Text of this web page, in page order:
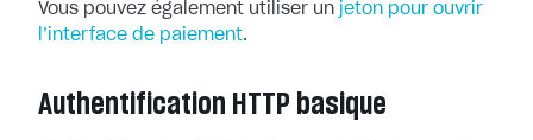
Vous pouvez également utiliser un jeton pour ouvrir
l’interface de paiement.
Authentification HTTP basique